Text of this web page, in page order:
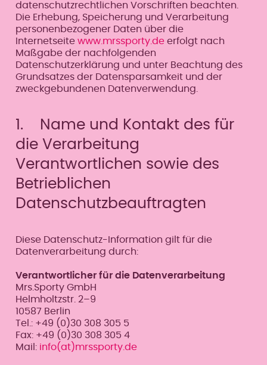
datenschutzrechtlichen Vorschriften beachten.
Die Erhebung, Speicherung und Verarbeitung
personenbezogener Daten über die
Internetseite www.mrssporty.deerfolgt nach
Maßgabe der nachfolgenden
Datenschutzerklärung und unter Beachtung des
Grundsatzes der Datensparsamkeit und der
zweckgebundenen Datenverwendung.
1. Name und Kontakt des für
die Verarbeitung
Verantwortlichen sowie des
Betrieblichen
Datenschutzbeauftragten
Diese Datenschutz-Information gilt für die
Datenverarbeitung durch:
Verantwortlicher für die Datenverarbeitung
Mrs.Sporty GmbH
Helmholtzstr. 2–9
10587 Berlin
Tel.: +49 (0)30 308 305 5
Fax: +49 (0)30 308 305 4
Mail: info(at)mrssporty.de